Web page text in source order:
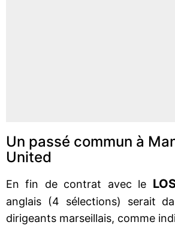
Un passé commun à
United
En fin de contrat avec le
anglais (4 sélections) serait
dirigeants marseillais, comme